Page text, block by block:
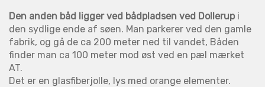
Den anden båd ligger ved bådpladsen ved Dollerup i
den sydlige ende af søen. Man parkerer ved den gamle
fabrik, og gå de ca 200 meter ned til vandet, Båden
finder man ca 100 meter mod øst ved en pæl mærket
AT.
Det er en glasfiberjolle, lys med orange elementer.